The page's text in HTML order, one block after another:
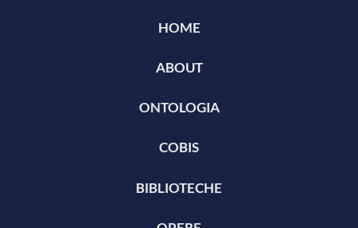
HOME
ABOUT
ONTOLOGIA
COBIS
BIBLIOTECHE